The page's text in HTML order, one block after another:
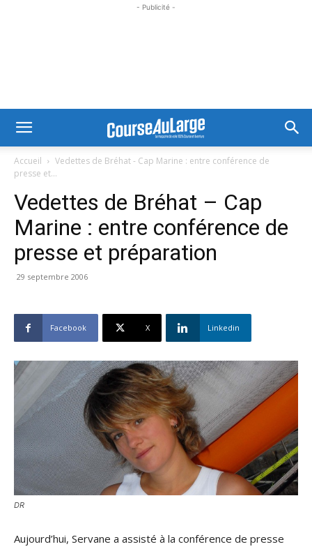
- Publicité -
Accueil
Vedettes de Bréhat - Cap Marine : entre conférence de
presse et...
Vedettes de Bréhat – Cap
Marine : entre conférence de
presse et préparation
29 septembre 2006
Facebook X Linkedin
DR
Aujourd’hui, Servane a assisté à la conférence de presse